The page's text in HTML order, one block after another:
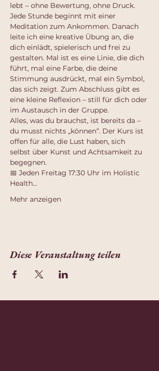
lebt – ohne Bewertung, ohne Druck.
Jede Stunde beginnt mit einer
Meditation zum Ankommen. Danach
leite ich eine kreative Übung an, die
dich einlädt, spielerisch und frei zu
gestalten. Mal ist es eine Linie, die dich
führt, mal eine Farbe, die deine
Stimmung ausdrückt, mal ein Symbol,
das sich zeigt. Zum Abschluss gibt es
eine kleine Reflexion – still für dich oder
im Austausch in der Gruppe.
Alles, was du brauchst, ist bereits da –
du musst nichts „können“. Der Kurs ist
offen für alle, die Lust haben, sich
selbst über Kunst und Achtsamkeit zu
begegnen.
📅 Jeden Freitag 17:30 Uhr im Holistic
Health…
Mehr anzeigen
Diese Veranstaltung teilen